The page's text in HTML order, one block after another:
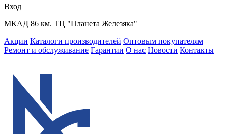
Вход
МКАД 86 км. ТЦ "Планета Железяка"
Акции Каталоги производителей Оптовым покупателям
Ремонт и обслуживание Гарантии О нас Новости Контакты